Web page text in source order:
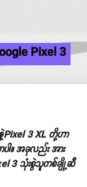
Pixel 3
3 XL တို့ဟာ
။ အခုလည်း အား
3 သုံးစွဲသူတစ်ချို့ဆီ